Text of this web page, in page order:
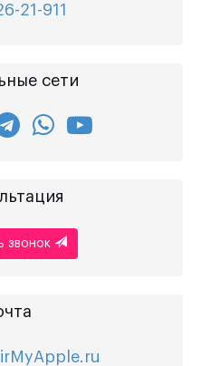
21-911
сети
звонок